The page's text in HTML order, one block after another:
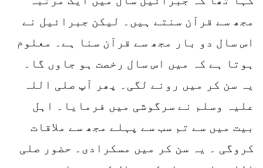
مجھ سے قرآن سنتے ہیں۔ لیکن جبرائیل نے
اس سال دو بار مجھ سے قرآن سنا ہے۔ معلوم
ہوتا ہے کہ میں اس سال رخصت ہو جاوں گا۔
یہ سن کر میں رونے لگی۔ پھر آپ صلی اللہ
علیہ وسلم نے سرگوشی میں فرمایا۔ اہل
بیت میں سے تم سب سے پہلے مجھ سے ملاقات
کروگی ۔ یہ سن کر میں مسکرادی۔ حضور صلی